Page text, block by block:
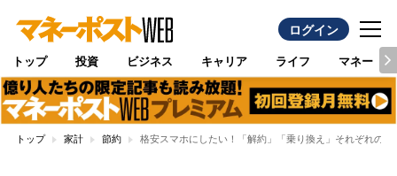
ログイン
トップ 投資 ビジネス キャリア ライフ マネー
トップ 家計 節約 格安スマホにしたい！「解約」「乗り換え」それぞれの手